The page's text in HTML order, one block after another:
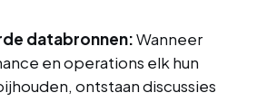
databronnen:Wanneer
en operations elk hun
ontstaan discussies